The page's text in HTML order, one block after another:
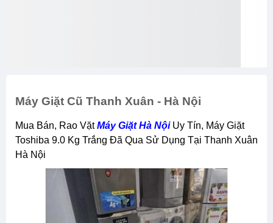
Máy Giặt Cũ Thanh Xuân - Hà Nội
Mua Bán, Rao VặtMáy Giặt Hà NộiUy Tín, Máy Giặt
Toshiba 9.0 Kg Trắng Đã Qua Sử Dụng Tại Thanh Xuân
Hà Nội